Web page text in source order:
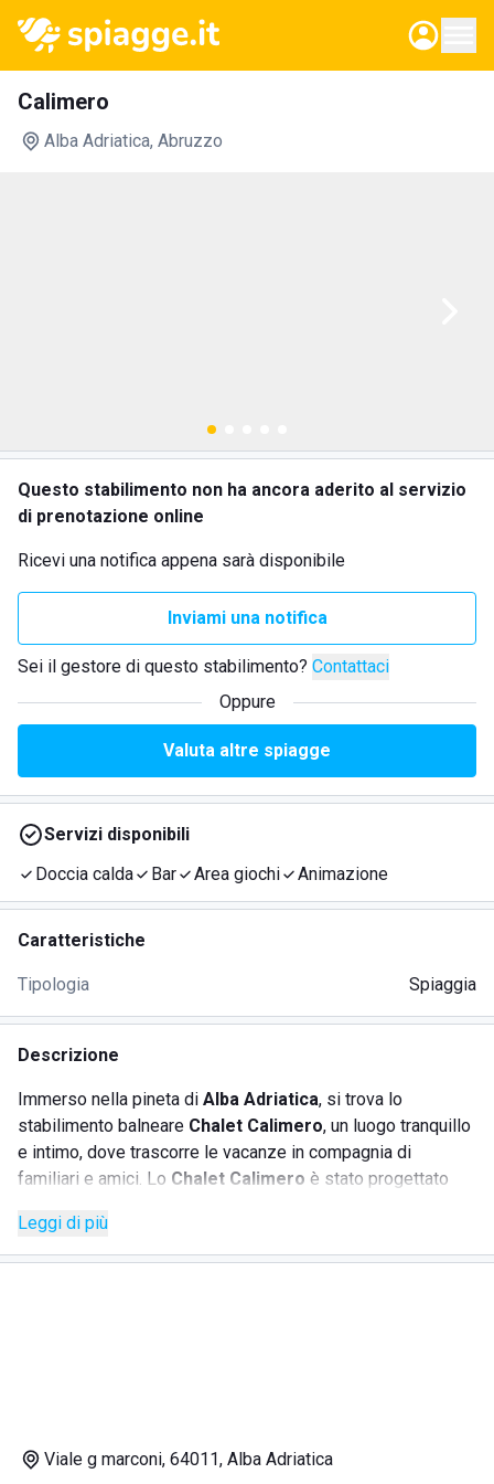
Calimero
Alba Adriatica, Abruzzo
Questo stabilimento non ha ancora aderito al servizio
di prenotazione online
Ricevi una notifica appena sarà disponibile
Inviami una notifica
Sei il gestore di questo stabilimento? Contattaci
Oppure
Valuta altre spiagge
Servizi disponibili
Doccia calda
Bar Area giochi Animazione
Caratteristiche
Tipologia Spiaggia
Descrizione
Immerso nella pineta di Alba Adriatica, si trova lo
stabilimento balneare Chalet Calimero, un luogo tranquillo
e intimo, dove trascorre le vacanze in compagnia di
familiari e amici. Lo Chalet Calimero è stato progettato
aree verdi con ombrelloni per godere del fresco e della
brezza marina, magari sorseggiando un cocktail preparato
Leggi di più
Viale g marconi, 64011, Alba Adriatica